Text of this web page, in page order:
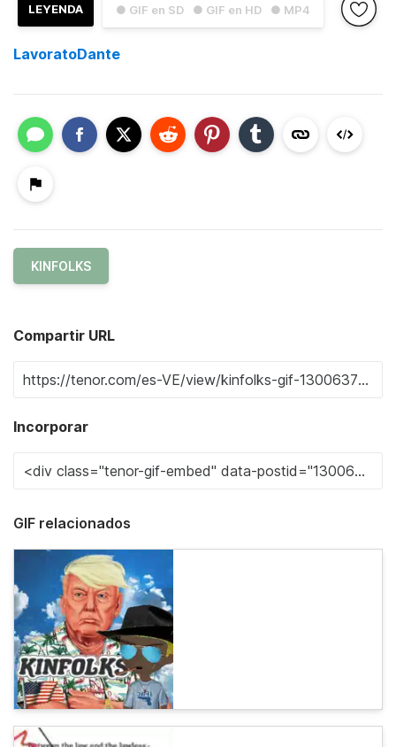
● GIF en SD ● GIF en HD ● MP4
LEYENDA
LavoratoDante
KINFOLKS
Compartir URL
Incorporar
GIF relacionados